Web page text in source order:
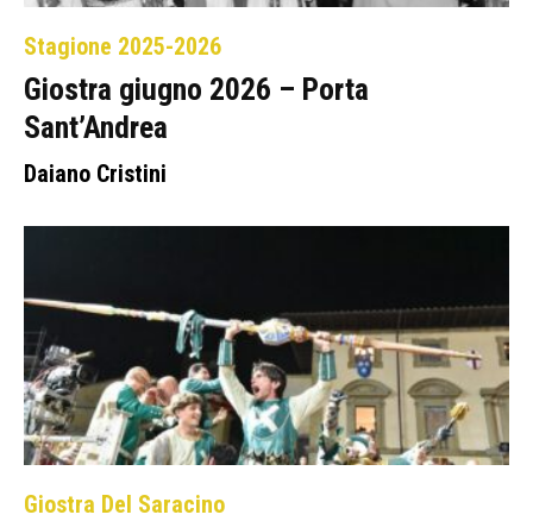
Stagione 2025-2026
Giostra giugno 2026 – Porta
Sant’Andrea
Daiano Cristini
Giostra Del Saracino